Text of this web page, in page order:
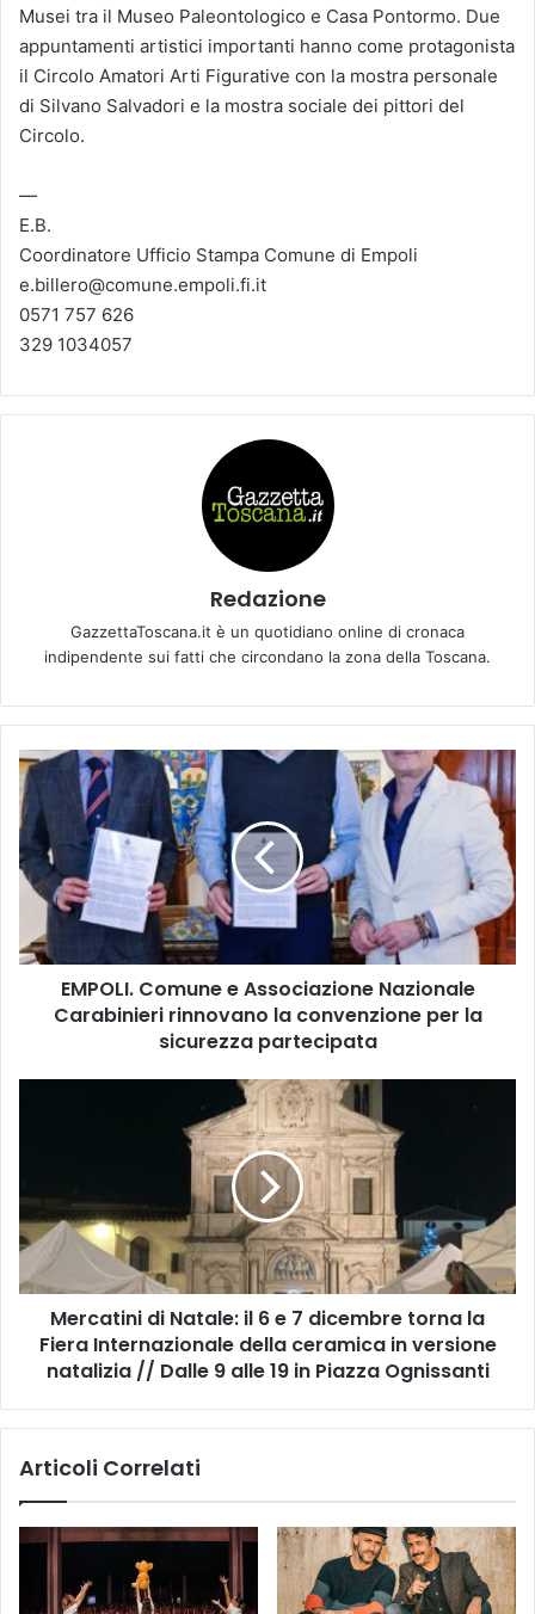
Musei tra il Museo Paleontologico e Casa Pontormo. Due
appuntamenti artistici importanti hanno come protagonista
il Circolo Amatori Arti Figurative con la mostra personale
di Silvano Salvadori e la mostra sociale dei pittori del
Circolo.
—
E.B.
Coordinatore Ufficio Stampa Comune di Empoli
e.billero@comune.empoli.fi.it
0571 757 626
329 1034057
Redazione
GazzettaToscana.it è un quotidiano online di cronaca
indipendente sui fatti che circondano la zona della Toscana.
E
M
P
O
L
o
i
z
N
z
n
EMPOLI. Comune e Associazione Nazionale
Carabinieri rinnovano la convenzione per la
sicurezza partecipata
t
i
i
l
i
Mercatini di Natale: il 6 e 7 dicembre torna la
Fiera Internazionale della ceramica in versione
natalizia // Dalle 9 alle 19 in Piazza Ognissanti
Articoli Correlati